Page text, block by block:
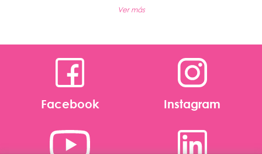
Ver más
Facebook Instagram